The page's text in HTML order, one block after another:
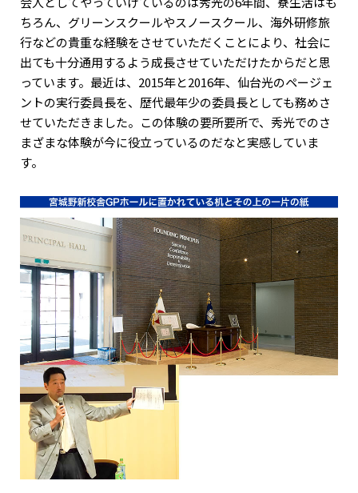
ちろん、グリーンスクールやスノースクール、海外研修旅
行などの貴重な経験をさせていただくことにより、社会に
出ても十分通用するよう成長させていただけたからだと思
っています。最近は、2015年と2016年、仙台光のページェ
ントの実行委員長を、歴代最年少の委員長としても務めさ
せていただきました。この体験の要所要所で、秀光でのさ
まざまな体験が今に役立っているのだなと実感していま
す。